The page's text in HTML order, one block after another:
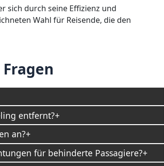
sich durch seine Effizienz und
Wahl für Reisende, die den
entfernt?
an?
für behinderte Passagiere?